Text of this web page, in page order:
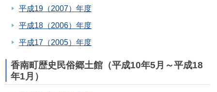
平成19（2007）年度
平成18（2006）年度
平成17（2005）年度
香南町歴史民俗郷土館（平成10年5月～平成18
年1月）